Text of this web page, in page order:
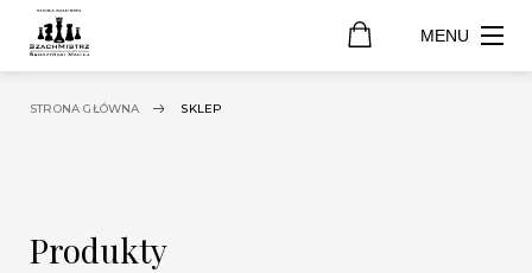
MENU
STRONA GŁÓWNA SKLEP
Produkty